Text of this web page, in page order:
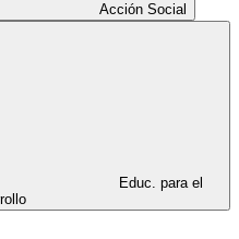
Acción Social